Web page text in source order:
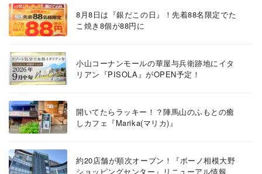
8月8日は『銀だこの日』！先着88名限定でた
こ焼き8個が88円に
小山コーナンモールの華屋与兵衛跡地にイタ
リアン『PISOLA』がOPEN予定！
開いてたらラッキー！？陣馬山のふもとの癒
しカフェ『Marika(マリカ)』
約20店舗が順次オープン！『ボーノ相模大野
ショッピングセンター』リニューアル情報